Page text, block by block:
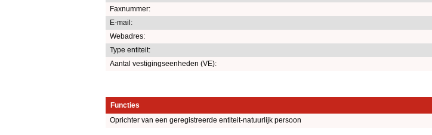
Faxnummer:
E-mail:
Webadres:
Type entiteit:
Aantal vestigingseenheden (VE):
Functies
Oprichter van een geregistreerde entiteit-natuurlijk persoon